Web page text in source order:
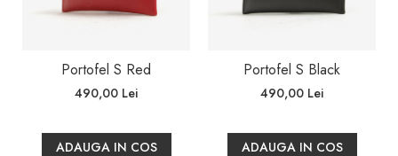
Portofel S Red
490,00 Lei
ADAUGA IN COS
Portofel S Black
490,00 Lei
ADAUGA IN COS